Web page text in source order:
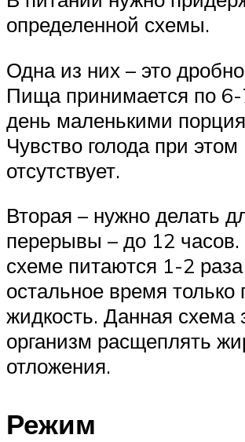
определенной схемы.
Одна из них – это
Пища принимается по 6-
день маленькими
Чувство голода при этом
отсутствует.
Вторая – нужно делать
перерывы – до 12 часов.
схеме питаются 1-2 раза
остальное время только
жидкость. Данная схема
организм расщеплять
отложения.
Режим